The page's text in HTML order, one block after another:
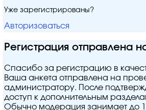
Уже зарегистрированы?
Авторизоваться
Регистрация отправлена
Спасибо за регистрацию в
Ваша анкета отправлена на
администратору. После
доступ к дополнительным
Обычно модерация занимает до